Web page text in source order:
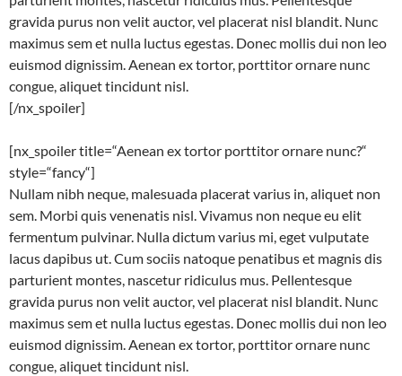
gravida purus non velit auctor, vel placerat nisl blandit. Nunc
maximus sem et nulla luctus egestas. Donec mollis dui non leo
euismod dignissim. Aenean ex tortor, porttitor ornare nunc
congue, aliquet tincidunt nisl.
[/nx_spoiler]
[nx_spoiler title=“Aenean ex tortor porttitor ornare nunc?“
style=“fancy“]
Nullam nibh neque, malesuada placerat varius in, aliquet non
sem. Morbi quis venenatis nisl. Vivamus non neque eu elit
fermentum pulvinar. Nulla dictum varius mi, eget vulputate
lacus dapibus ut. Cum sociis natoque penatibus et magnis dis
parturient montes, nascetur ridiculus mus. Pellentesque
gravida purus non velit auctor, vel placerat nisl blandit. Nunc
maximus sem et nulla luctus egestas. Donec mollis dui non leo
euismod dignissim. Aenean ex tortor, porttitor ornare nunc
congue, aliquet tincidunt nisl.